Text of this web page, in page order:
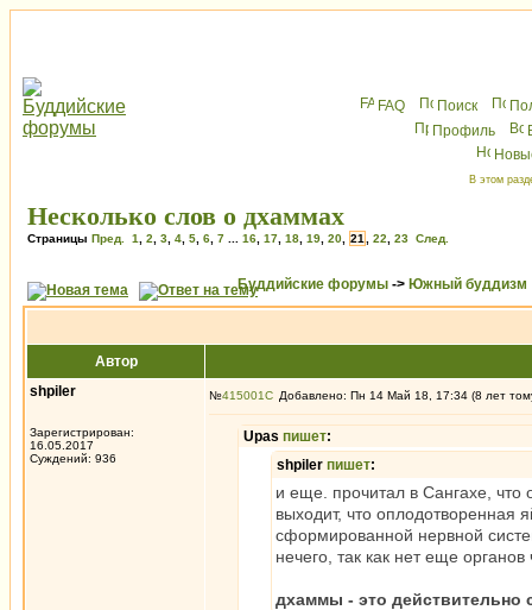
FAQ Поиск
Профиль
В этом
Несколько слов о дхаммах
Страницы Пред. 1 2 3 4 5 6 7 16 17 18 19 20 21 22 23 След.
Буддийские форумы -> Южный буддизм
Автор
shpiler
Зарегистрирован:
16.05.2017
Суждений: 936
№415001 Добавлено: Пн 14 Май 18, 17:34 (8 лет
Upas пишет:
shpiler пишет:
и еще. прочитал в Сангахе, что
выходит, что оплодотворенная
сформированной нервной
нечего, так как нет еще
дхаммы - это действительно